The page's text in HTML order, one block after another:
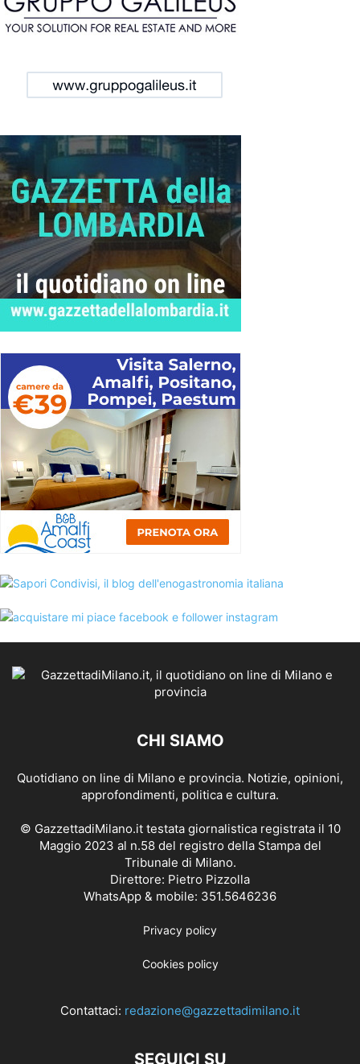
CHI SIAMO
Quotidiano on line di Milano e provincia. Notizie, opinioni,
approfondimenti, politica e cultura.
© GazzettadiMilano.it testata giornalistica registrata il 10
Maggio 2023 al n.58 del registro della Stampa del
Tribunale di Milano.
Direttore: Pietro Pizzolla
WhatsApp & mobile: 351.5646236
Privacy policy
Cookies policy
Contattaci: redazione@gazzettadimilano.it
SEGUICI SU